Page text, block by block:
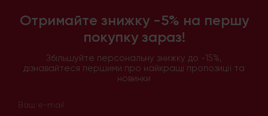
Отримайте знижку -5% на першу
покупку зараз!
Збільшуйте персональну знижку до -15%,
дізнавайтеся першими про найкращі пропозиції та
новинки